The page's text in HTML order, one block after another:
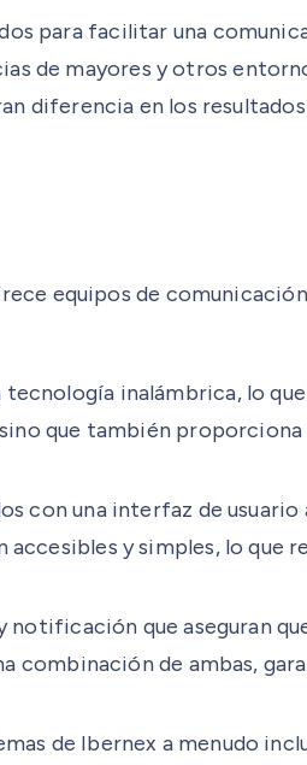
para facilitar una
de mayores y otros
diferencia en los
equipos de
inalámbrica, lo
que también
con una interfaz de
y simples, lo que
que aseguran
combinación de ambas,
de Ibernex a menudo